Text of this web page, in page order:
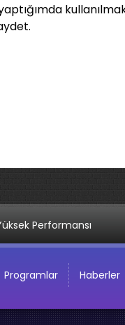
Performansı
Programlar Haberler